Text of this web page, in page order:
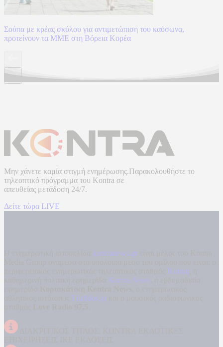
Σούπα με κρέας σκύλου για αντιμετώπιση του καύσωνα,
προτείνουν τα ΜΜΕ στη Βόρεια Κορέα
Μην χάνετε καμία στιγμή ενημέρωσης.Παρακολουθήστε το
τηλεοπτικό πρόγραμμα του Kontra σε
απευθείας μετάδοση 24/7.
Δείτε τώρα LIVE
kontranews.gr
Kontra
Kontra News
Filathlos.gr